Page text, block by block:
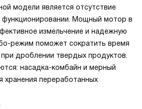
модели является отсутствие
функционировании. Мощный мотор в
измельчение и надежную
режим поможет сократить время
дроблении твердых продуктов.
насадка-комбайн и мерный
хранения переработанных